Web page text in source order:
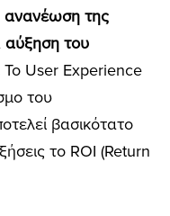
ανανέωση της
αύξηση του
Το User Experience
του
βασικότατο
το ROI (Return